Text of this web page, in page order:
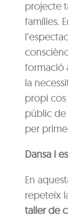
projecte
famílies.
formació
la
propi
públic
per
Dansa i
En
repeteix
taller de